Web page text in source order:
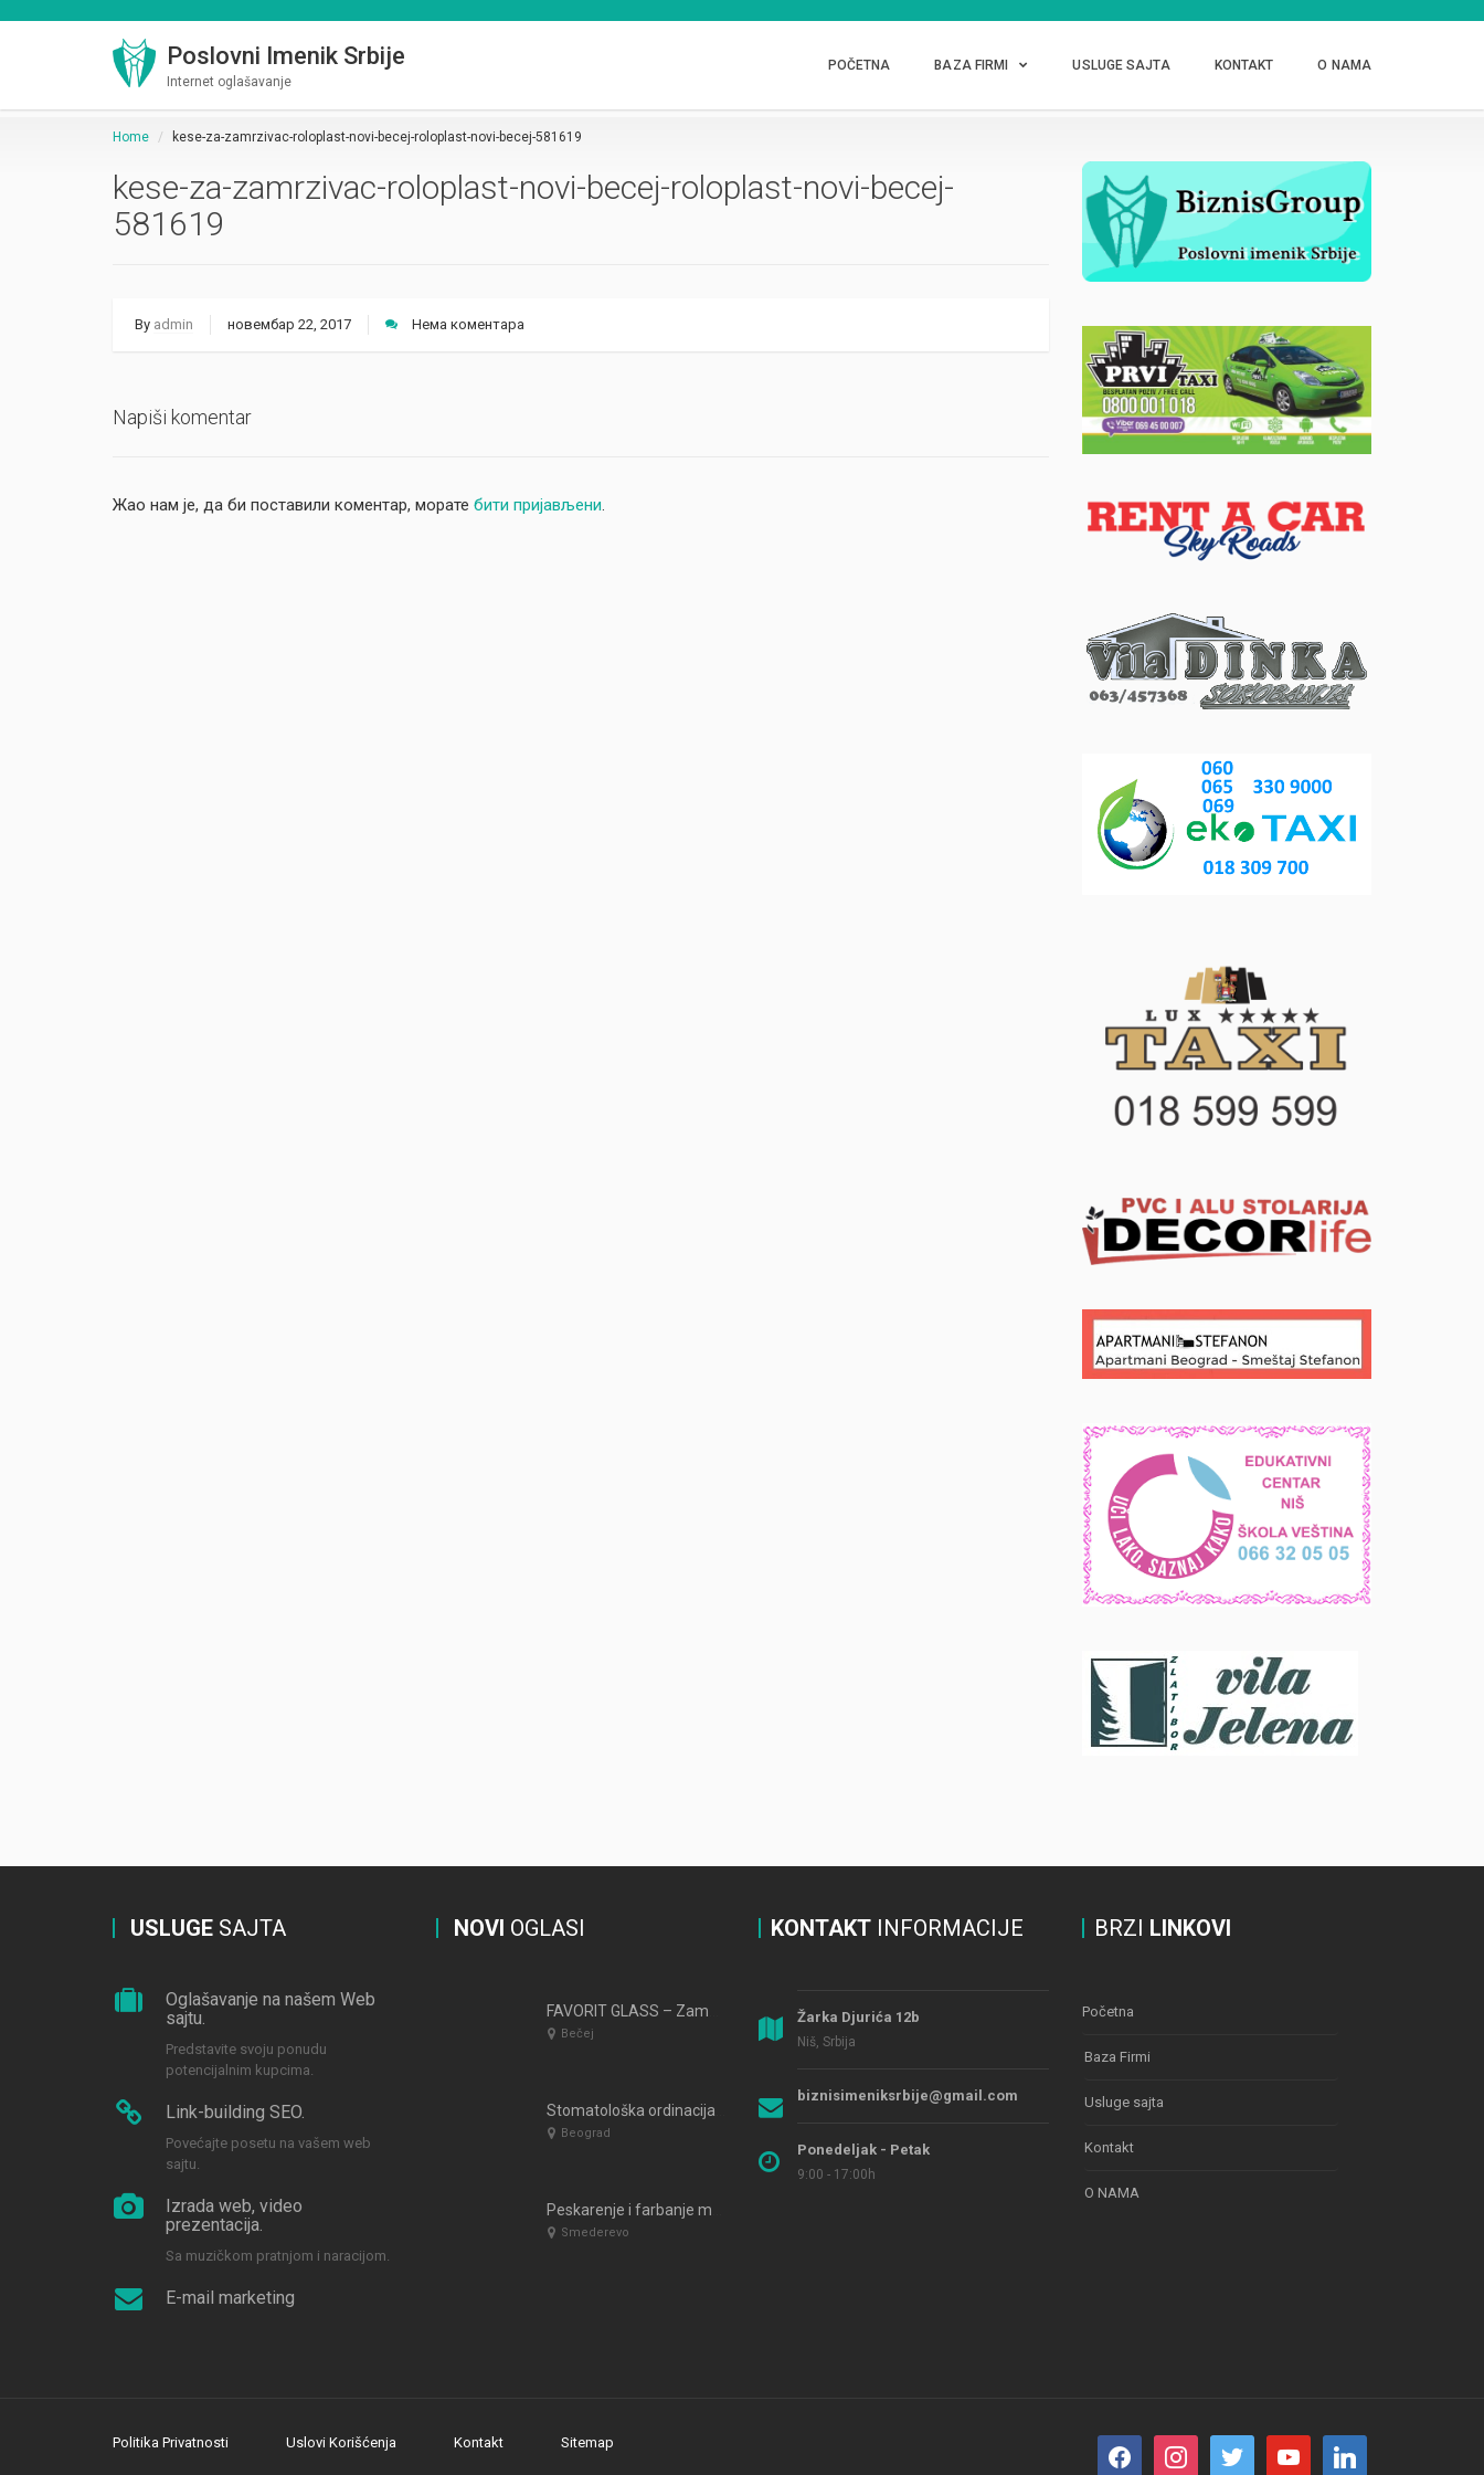
Poslovni Imenik Srbije
Internet oglašavanje
POČETNA BAZA FIRMI USLUGE SAJTA KONTAKT O NAMA
Home kese-za-zamrzivac-roloplast-novi-becej-roloplast-novi-becej-581619
kese-za-zamrzivac-roloplast-novi-becej-roloplast-novi-becej-
581619
By admin новембар 22, 2017 Нема коментара
Napiši komentar
Жао нам је, да би поставили коментар, морате бити пријављени.
USLUGE SAJTA
Oglašavanje na našem Web
sajtu.
Predstavite svoju ponudu
potencijalnim kupcima.
Link-building SEO.
Povećajte posetu na vašem web
sajtu.
Izrada web, video
prezentacija.
Sa muzičkom pratnjom i naracijom.
E-mail marketing
NOVI OGLASI
Bečej
Beograd
Smederevo
KONTAKT INFORMACIJE
Žarka Djurića 12b
Niš, Srbija
biznisimeniksrbije@gmail.com
Ponedeljak - Petak
9:00 - 17:00h
BRZI LINKOVI
Početna
Baza Firmi
Usluge sajta
Kontakt
O NAMA
Politika Privatnosti Uslovi Korišćenja Kontakt Sitemap